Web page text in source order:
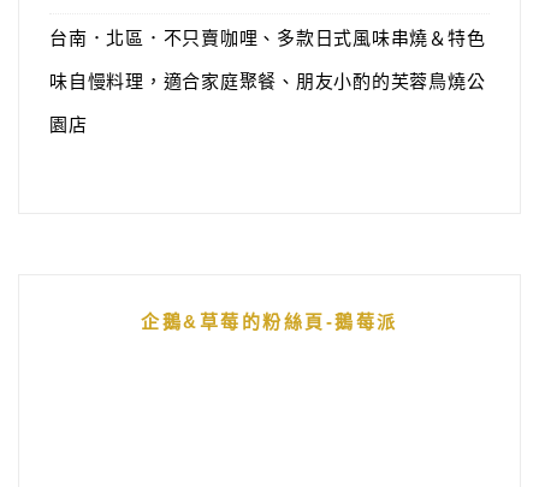
台南．北區．不只賣咖哩、多款日式風味串燒＆特色
味自慢料理，適合家庭聚餐、朋友小酌的芙蓉鳥燒公
園店
企鵝&草莓的粉絲頁-鵝莓派